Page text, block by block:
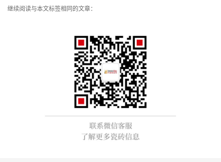
继续阅读与本文标签相同的文章：